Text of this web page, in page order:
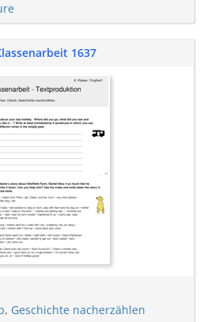
1637
, Geschichte nacherzählen